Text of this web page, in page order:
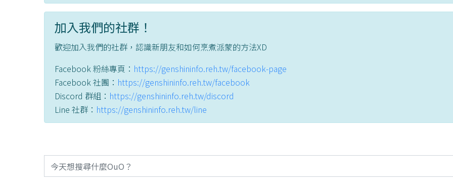
加入我們的社群！
歡迎加入我們的社群，認識新朋友和如何烹煮派蒙的方法XD
Facebook 粉絲專頁： https://genshininfo.reh.tw/facebook-page
Facebook 社團： https://genshininfo.reh.tw/facebook
Discord 群組： https://genshininfo.reh.tw/discord
Line 社群： https://genshininfo.reh.tw/line